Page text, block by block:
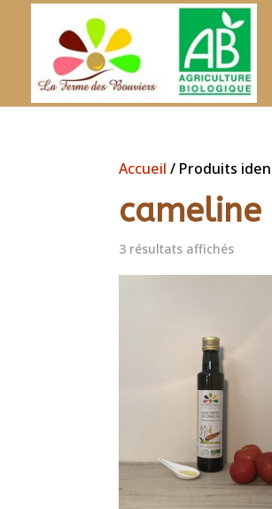
Accueil / Produits
cameline
3 résultats affichés